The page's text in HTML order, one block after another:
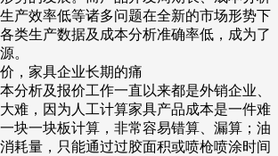
产效率低等诸多问题在全新的市场形势下
类生产数据及成本分析准确率低，成为了
。
家具企业长期的痛
析及报价工作一直以来都是外销企业、
难，因为人工计算家具产品成本是一件难
块一块板计算，非常容易错算、漏算；油
耗量，只能通过过胶面积或喷枪喷涂时间